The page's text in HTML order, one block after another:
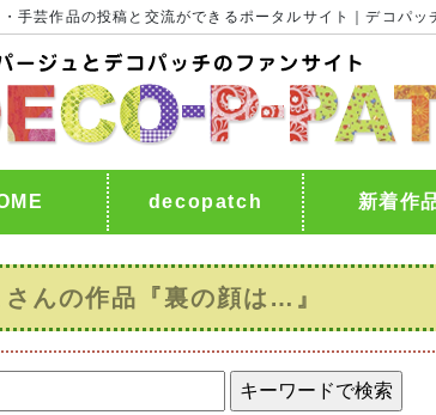
手芸作品の投稿と交流ができるポータルサイト｜デコパッ
decopatch 新着作
さんの作品『裏の顔は…』